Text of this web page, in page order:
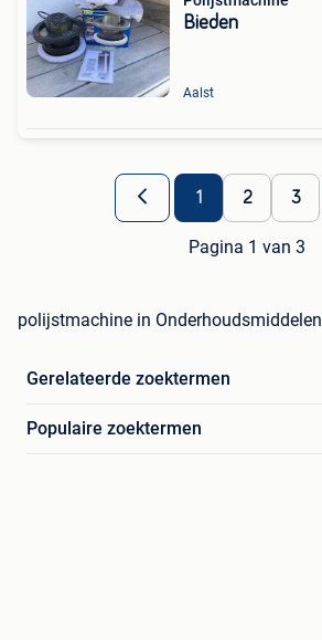
Bieden
Aalst
1 2 3
Pagina 1 van 3
polijstmachine in Onderhoudsmiddelen
Gerelateerde zoektermen
Populaire zoektermen